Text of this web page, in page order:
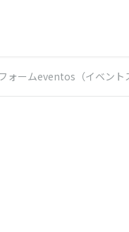
（イベントス）が機